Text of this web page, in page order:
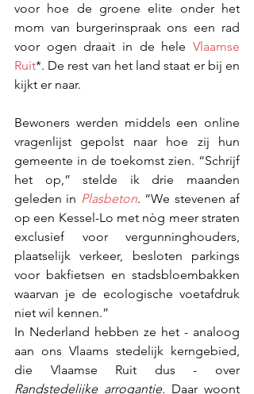
voor hoe de groene elite onder het
mom van burgerinspraak ons een rad
voor ogen draait in de hele Vlaamse
Ruit*. De rest van het land staat er bij en
kijkt er naar.
Bewoners werden middels een online
vragenlijst gepolst naar hoe zij hun
gemeente in de toekomst zien. “Schrijf
het op,” stelde ik drie maanden
geleden in Plasbeton. “We stevenen af
op een Kessel-Lo met nòg meer straten
exclusief voor vergunninghouders,
plaatselijk verkeer, besloten parkings
voor bakfietsen en stadsbloembakken
waarvan je de ecologische voetafdruk
niet wil kennen.”
In Nederland hebben ze het - analoog
aan ons Vlaams stedelijk kerngebied,
Randstedelijke arrogantie. Daar woont